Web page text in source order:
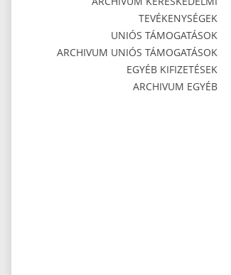
TEVÉKENYSÉGEK
UNIÓS TÁMOGATÁSOK
ARCHIVUM UNIÓS TÁMOGATÁSOK
EGYÉB KIFIZETÉSEK
ARCHIVUM EGYÉB